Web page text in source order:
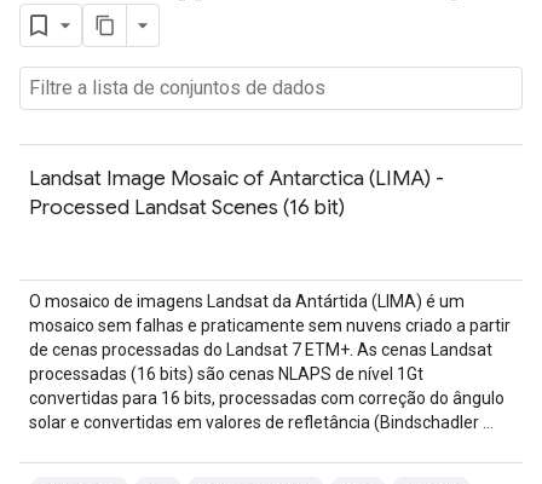
Landsat Image Mosaic of Antarctica (LIMA) -
Processed Landsat Scenes (16 bit)
O mosaico de imagens Landsat da Antártida (LIMA) é um
mosaico sem falhas e praticamente sem nuvens criado a partir
de cenas processadas do Landsat 7 ETM+. As cenas Landsat
processadas (16 bits) são cenas NLAPS de nível 1Gt
convertidas para 16 bits, processadas com correção do ângulo
solar e convertidas em valores de refletância (Bindschadler …